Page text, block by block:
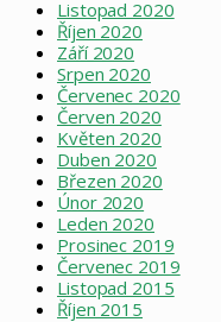
Listopad 2020
Říjen 2020
Září 2020
Srpen 2020
Červenec 2020
Červen 2020
Květen 2020
Duben 2020
Březen 2020
Únor 2020
Leden 2020
Prosinec 2019
Červenec 2019
Listopad 2015
Říjen 2015